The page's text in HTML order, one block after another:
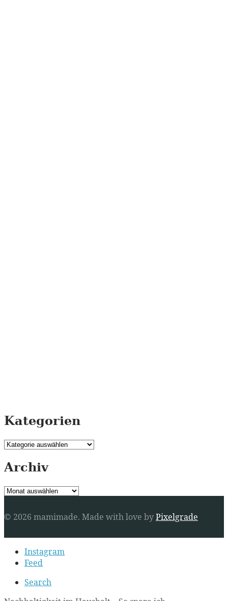
Kategorien
Kategorien
Archiv
Archiv
© 2026 mamimade. Made with love byPixelgrade
Secondary
navigationInstagram
Feed
Search